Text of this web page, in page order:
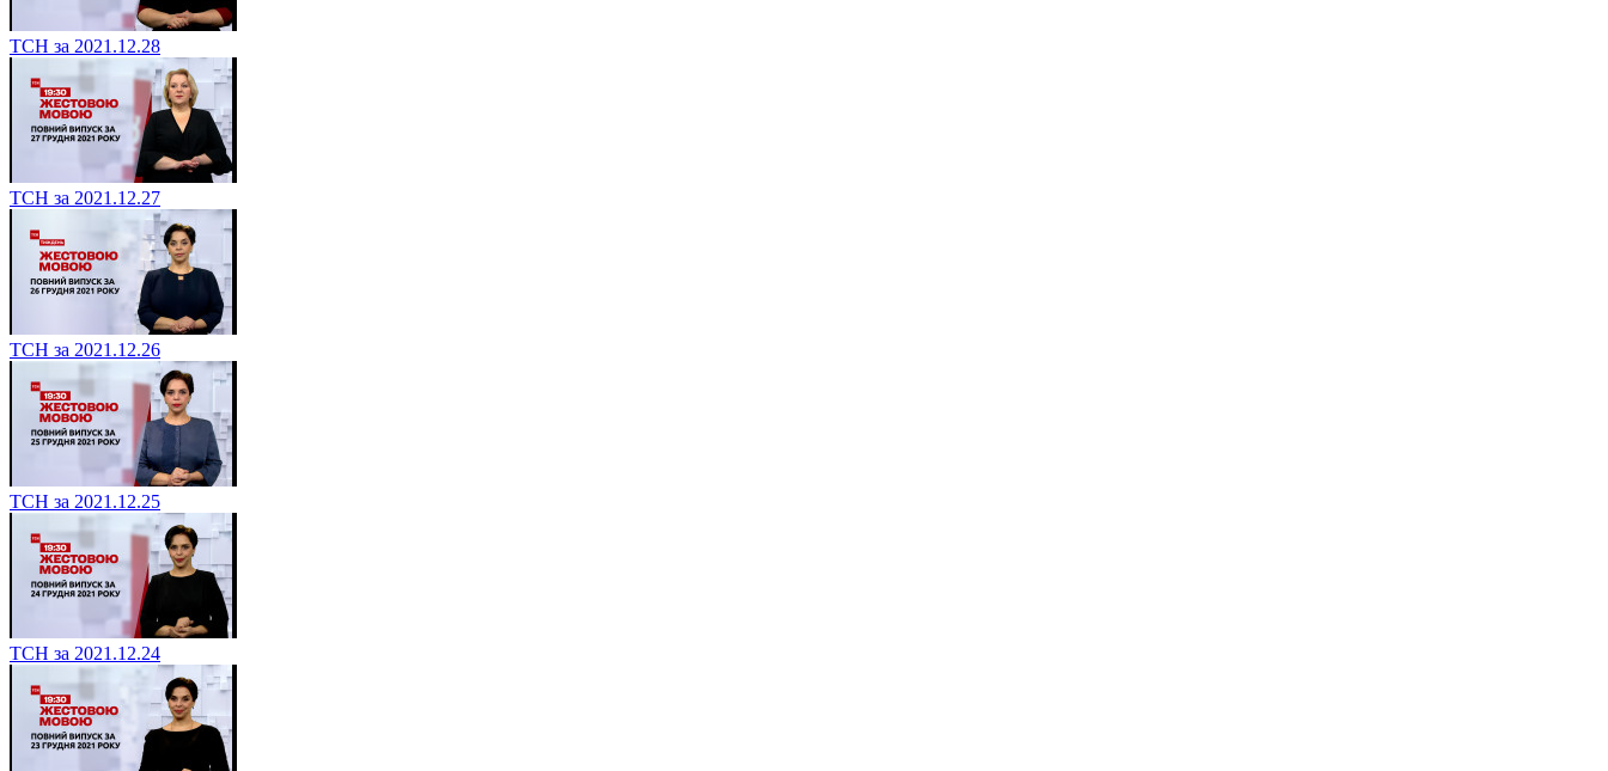
ТСН за 2021.12.28
ТСН за 2021.12.27
ТСН за 2021.12.26
ТСН за 2021.12.25
ТСН за 2021.12.24